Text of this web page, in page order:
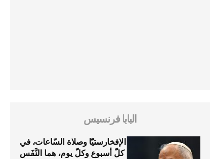
البابا فرنسيس
الإفخارستيّا وصلاة السّاعات، في
كلّ أسبوع وكلّ يوم، هما النَّفَس